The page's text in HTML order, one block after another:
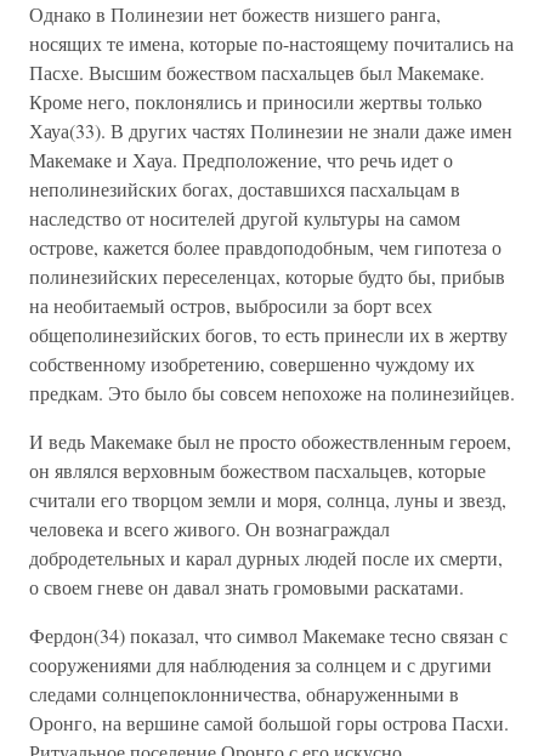
Однако в Полинезии нет божеств низшего ранга,
носящих те имена, которые по-настоящему почитались на
Пасхе. Высшим божеством пасхальцев был Макемаке.
Кроме него, поклонялись и приносили жертвы только
Хауа(33). В других частях Полинезии не знали даже имен
Макемаке и Хауа. Предположение, что речь идет о
неполинезийских богах, доставшихся пасхальцам в
наследство от носителей другой культуры на самом
острове, кажется более правдоподобным, чем гипотеза о
полинезийских переселенцах, которые будто бы, прибыв
на необитаемый остров, выбросили за борт всех
общеполинезийских богов, то есть принесли их в жертву
собственному изобретению, совершенно чуждому их
предкам. Это было бы совсем непохоже на полинезийцев.
И ведь Макемаке был не просто обожествленным героем,
он являлся верховным божеством пасхальцев, которые
считали его творцом земли и моря, солнца, луны и звезд,
человека и всего живого. Он вознаграждал
добродетельных и карал дурных людей после их смерти,
о своем гневе он давал знать громовыми раскатами.
Фердон(34) показал, что символ Макемаке тесно связан с
сооружениями для наблюдения за солнцем и с другими
следами солнцепоклонничества, обнаруженными в
Оронго, на вершине самой большой горы острова Пасхи.